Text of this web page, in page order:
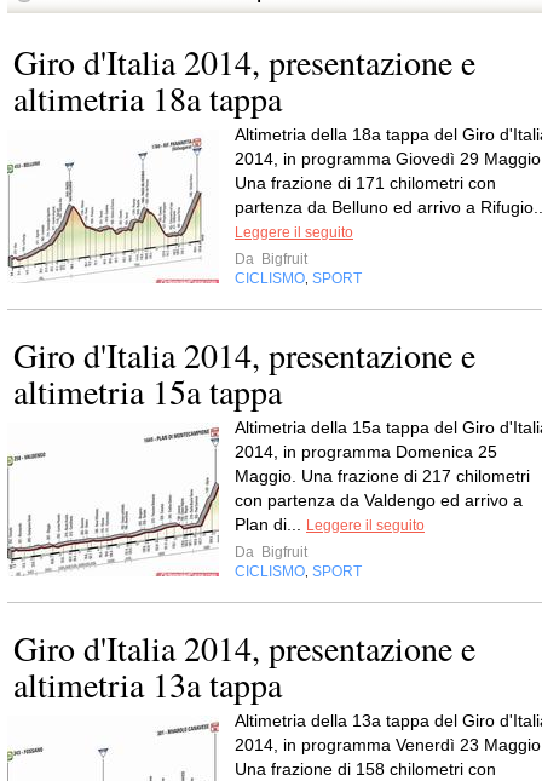
Giro d'Italia 2014, presentazione e
altimetria 18a tappa
Altimetria della 18a tappa del Giro
2014, in programma Giovedì 29
Una frazione di 171 chilometri con
partenza da Belluno ed arrivo a
Leggere il seguito
Da Bigfruit
CICLISMO, SPORT
Giro d'Italia 2014, presentazione e
altimetria 15a tappa
Altimetria della 15a tappa del Giro
2014, in programma Domenica 25
Maggio. Una frazione di 217 chilometri
con partenza da Valdengo ed arrivo a
Plan di... Leggere il seguito
Da Bigfruit
CICLISMO, SPORT
Giro d'Italia 2014, presentazione e
altimetria 13a tappa
Altimetria della 13a tappa del Giro
2014, in programma Venerdì 23
Una frazione di 158 chilometri con